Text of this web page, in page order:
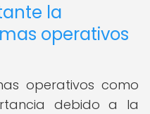
la
operativos
operativos como
debido a la